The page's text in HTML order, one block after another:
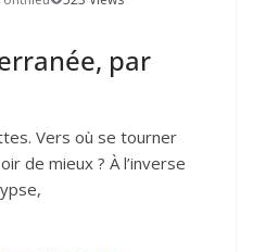
par
Vers où se tour­ner
de mieux ? À l’in­verse